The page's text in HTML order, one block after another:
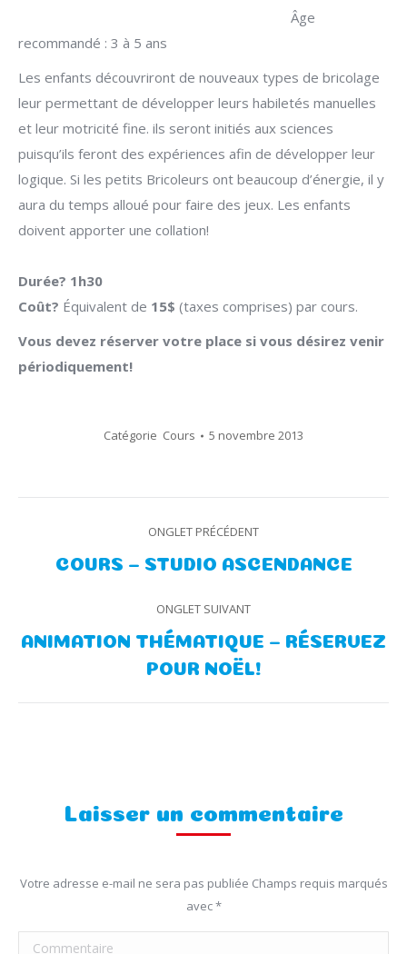
Âge
recommandé : 3 à 5 ans
Les enfants découvriront de nouveaux types de bricolage
leur permettant de développer leurs habiletés manuelles
et leur motricité fine. ils seront initiés aux sciences
puisqu’ils feront des expériences afin de développer leur
logique. Si les petits Bricoleurs ont beaucoup d’énergie, il y
aura du temps alloué pour faire des jeux. Les enfants
doivent apporter une collation!
Durée? 1h30
Coût? Équivalent de 15$ (taxes comprises) par cours.
Vous devez réserver votre place si vous désirez venir
périodiquement!
Catégorie Cours 5 novembre 2013
ONGLET PRÉCÉDENT
Onglet
COURS – STUDIO ASCENDANCE
ONGLET SUIVANT
Onglet
suivant
ANIMATION THÉMATIQUE – RÉSERVEZ
POUR NOËL!
Laisser un commentaire
Votre adresse e-mail ne sera pas publiée Champs requis marqués
avec*
Commentaire